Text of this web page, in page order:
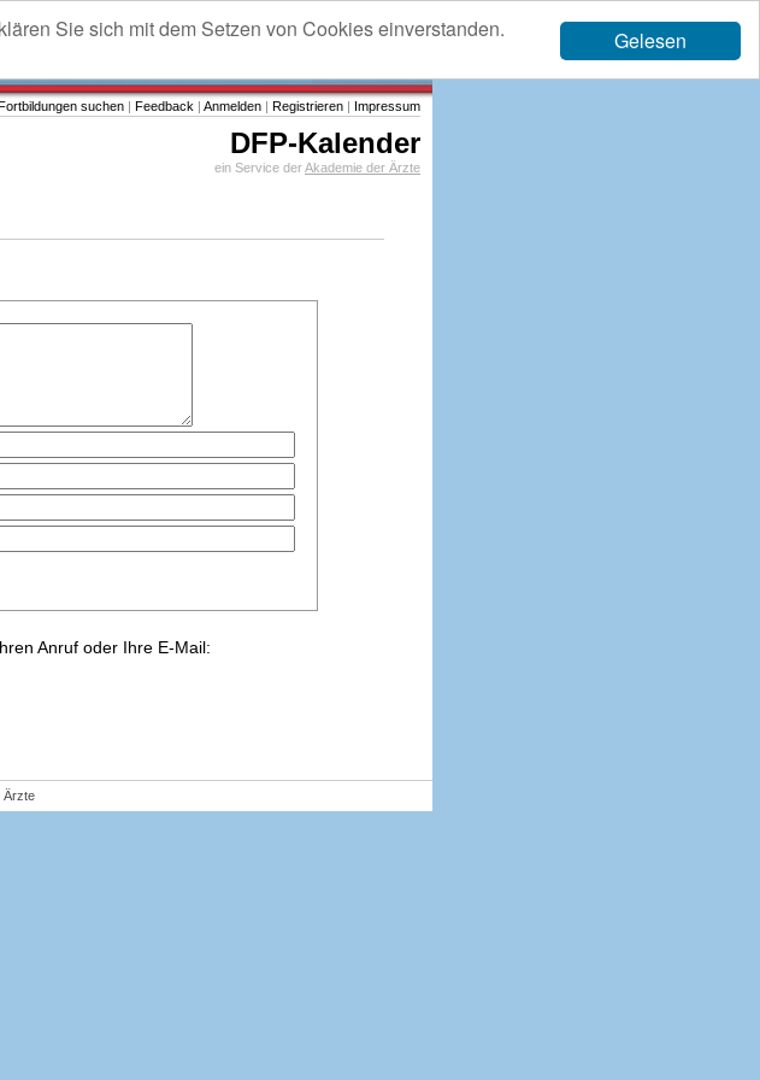
Gelesen
Sie sich mit dem Setzen von Cookies einverstanden.
suchen | Feedback | Anmelden | Registrieren | Impressum
DFP-Kalender
ein Service derAkademie der Ärzte
Anruf oder Ihre E-Mail:
Ärzte